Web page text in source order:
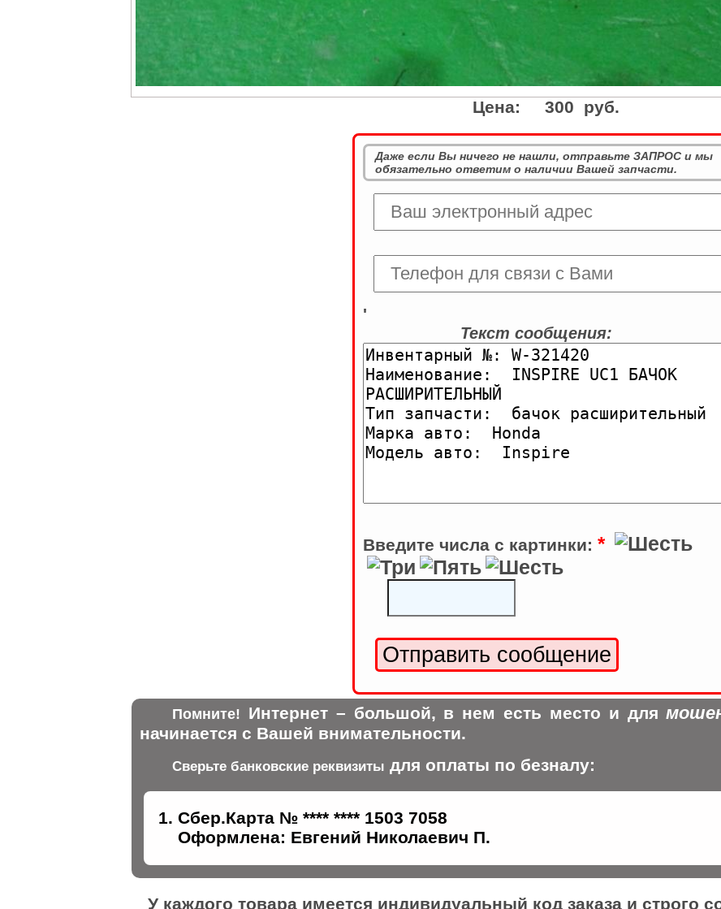
Цена: 300 руб.
Даже если Вы ничего не нашли, отправьте ЗАПРОС и мы
обязательно ответим о наличии Вашей запчасти.
'
Текст сообщения:
Введите числа с картинки: *
Помните! Интернет – большой, в нем есть место и для
начинается с Вашей внимательности.
Сверьте банковские реквизиты для оплаты по безналу:
Сбер.Карта № **** **** 1503 7058
Оформлена: Евгений Николаевич П.
У каждого товара имеется индивидуальный код заказа и строго